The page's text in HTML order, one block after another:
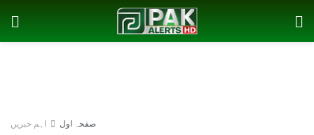
صفحہ اول اہم خبریں